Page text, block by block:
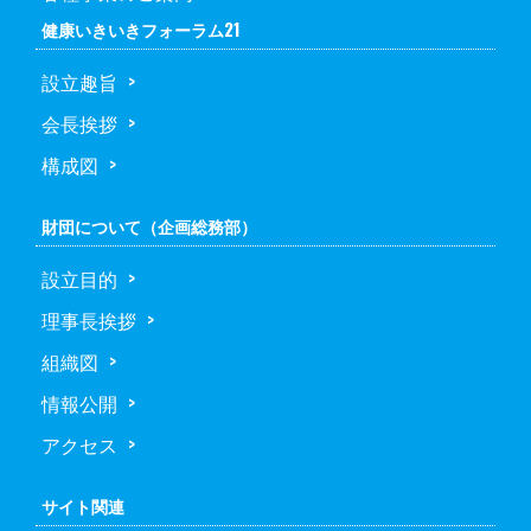
健康いきいきフォーラム21
設立趣旨
会長挨拶
構成図
財団について（企画総務部）
設立目的
理事長挨拶
組織図
情報公開
アクセス
サイト関連